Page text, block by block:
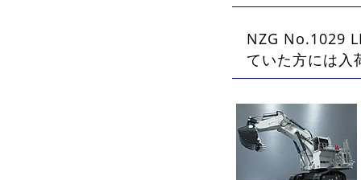
NZG No.1029
ていた方には入